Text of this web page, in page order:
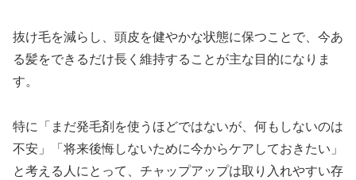
抜け毛を減らし、頭皮を健やかな状態に保つことで、今あ
る髪をできるだけ長く維持することが主な目的になりま
す。
特に「まだ発毛剤を使うほどではないが、何もしないのは
不安」「将来後悔しないために今からケアしておきたい」
と考える人にとって、チャップアップは取り入れやすい存